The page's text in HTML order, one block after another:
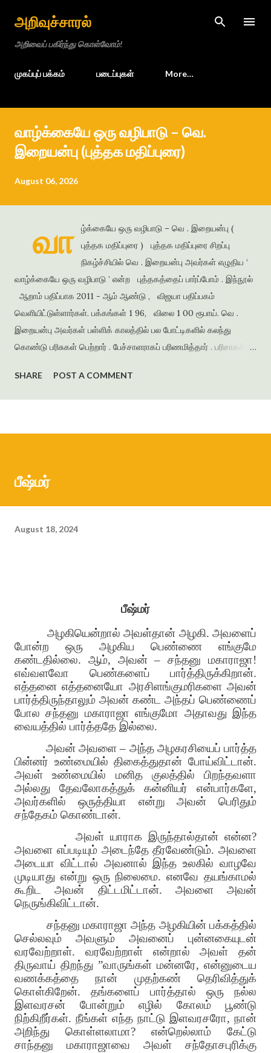
அறிவுச்சாரல்
அறிவைப் பகிர்ந்து கொள்வோம்!
முகப்புப் பக்கம் படைப்புகள் More…
வாழ்க்கையே ஒரு வழிபாடு – வெ.
இறையன்பு (புத்தக மதிப்புரை)
August 06, 2026
வா
ழ்க்கையே ஒரு வழிபாடு – வெ . இறையன்பு (
புத்தக மதிப்புரை ) புத்தக மதிப்புரை சிறப்பு
நிகழ்ச்சியில் வெ . இறையன்பு அவர்கள் எழுதிய ‘
வாழ்க்கையே ஒரு வழிபாடு ’ என்ற புத்தகத்தைப் பார்ப்போம் . இந்நூல்
ஆறாம் பதிப்பாக 2011 - ஆம் ஆண்டு , விஜயா பதிப்பகம்
வெளியிட்டுள்ளார்கள். பக்கங்கள் 1 96, விலை 1 00 ரூபாய். வெ .
இறையன்பு அவர்கள் பள்ளிக் காலத்தில் பல போட்டிகளில் கலந்து
கொண்டு பரிசுகள் பெற்றார் . பேச்சாளராகப் பரிணமித்தார் . பரிசாகக்
காலத்தில் எழுதிய கவிதைகளைத் தொகுத்து ‘ பூபாளத்திற்கொரு
புல்லாங்குழல் ’ என்ற தலைப்பில் கவிதைத் தொகுப்பை வெளியிட்டார் .
கணையாழி , புதிய பார்வை , தமிழன் எக்ஸ்பிரஸ் என்று பல இதழ்களில்
நர்மதா அணை கட்டப்படுவதற்காக கரையோரத்தில் வசித்த மக்கள்
SHARE POST A COMMENT
பீஷ்மர்
August 18, 2024
பீஷ்மர்
அழகியென்றால் அவள்தான் அழகி.அவளைப்
போன்ற ஒரு அழகிய பெண்ணை எங்குமே
கண்டதில்லை. ஆம், அவன்–சந்தனு மகாராஜா!
எவ்வளவோ பெண்களைப் பார்த்திருக்கிறான்.
எத்தனை எத்தனையோ அரசிளங்குமரிகளை அவன்
பார்த்திருந்தாலும் அவன் கண்ட அந்தப் பெண்ணைப்
போல சந்தனு மகாராஜா எங்குமோ அதாவது இந்த
வையத்தில் பார்த்ததே இல்லை.
அவன் அவளை– அந்த அழகரசியைப் பார்த்த
பின்னர் உண்மையில் திகைத்துதான் போய்விட்டான்.
அவள் உண்மையில் மனித குலத்தில் பிறந்தவளா
அல்லது தேவலோகத்துக் கன்னியர் என்பார்களே,
அவர்களில் ஒருத்தியா என்று அவன் பெரிதும்
சந்தேகம் கொண்டான்.
அவள் யாராக இருந்தால்தான் என்ன?
அவளை எப்படியும் அடைந்தே தீரவேண்டும். அவளை
அடையா விட்டால் அவனால் இந்த உலகில் வாழவே
முடியாது என்று ஒரு நிலைமை.எனவே தயங்காமல்
கூறிட அவன் திட்டமிட்டான். அவளை அவன்
நெருங்கிவிட்டான்.
சந்தனு மகாராஜா அந்த அழகியின் பக்கத்தில்
செல்லவும் அவளும் அவனைப் புன்னகையுடன்
வரவேற்றாள். வரவேற்றாள் என்றால் அவள் தன்
திருவாய் திறந்து ”வாருங்கள் மன்னரே, என்னுடைய
வணக்கத்தை நான் முதற்கண் தெரிவித்துக்
கொள்கிறேன். தங்களைப் பார்த்தால் ஒரு நல்ல
இளவரசன் போன்றும் எழில் கோலம் பூண்டு
நிற்கிறீர்கள். நீங்கள் எந்த நாட்டு இளவரசரோ, நான்
அறிந்து கொள்ளலாமா? என்றெல்லாம் கேட்டு
சாந்தனு மகாராஜாவை அவள் சந்தோசபுரிக்கு